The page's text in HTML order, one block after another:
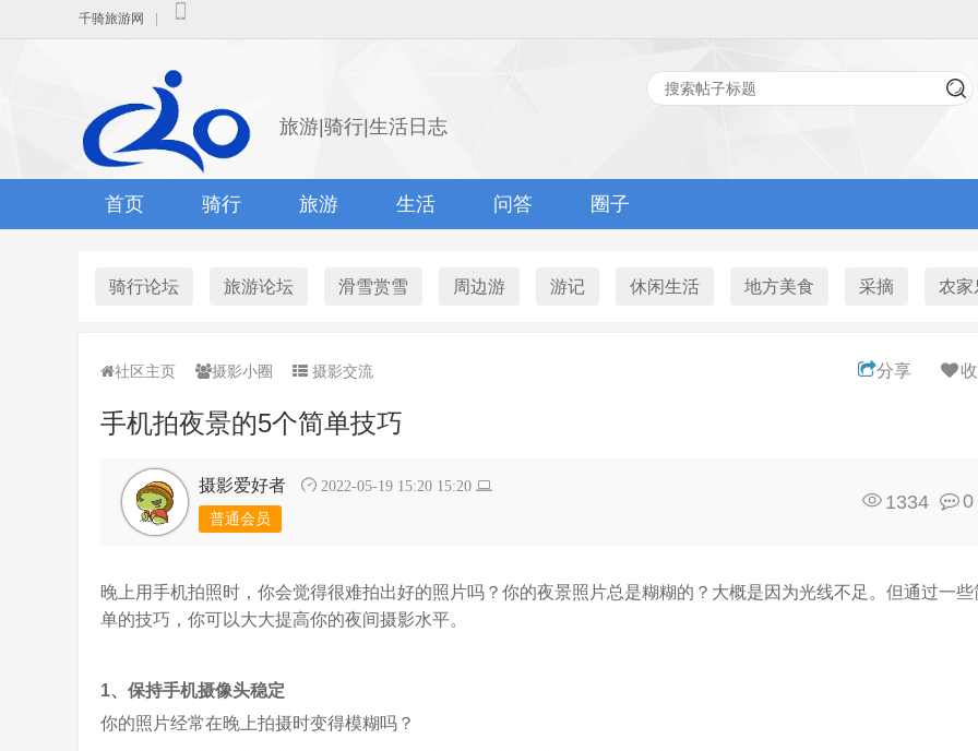
千骑旅游网
旅游|骑行|生活日志
首页 骑行 旅游 生活 问答 圈子
骑行论坛 旅游论坛 滑雪赏雪 周边游 游记 休闲生活 地方美食 采摘 农家
社区主页 摄影小圈 摄影交流 分享
手机拍夜景的5个简单技巧
摄影爱好者 2022-05-19 15:20 15:20
普通会员
1334 0
晚上用手机拍照时，你会觉得很难拍出好的照片吗？你的夜景照片总是糊糊的？大概是因为光线不足。但通过一些
单的技巧，你可以大大提高你的夜间摄影水平。
1、保持手机摄像头稳定
你的照片经常在晚上拍摄时变得模糊吗？